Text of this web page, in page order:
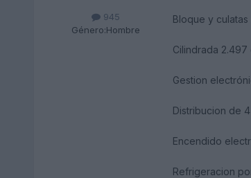
945
Género:Hombre
Bloque y
Cilindrada
Gestion
Distribucion de
Encendido
Refrigeracion